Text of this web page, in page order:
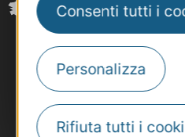
Consenti tutti i
Personalizza
Rifiuta tutti i